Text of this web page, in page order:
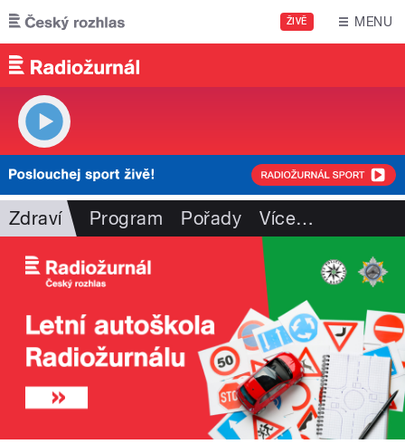
Přejít k hlavnímu obsahu
ŽIVĚ MENU
Zdraví Program Pořady Více…